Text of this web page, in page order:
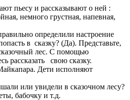
пьесу и рассказывают о ней :
немного грустная, напевная,
определили настроение
в сказку? (Да). Представьте,
лес. С помощью
рассказать свою сказку.
Дети исполняют
или увидели в сказочном лесу?
бабочку и т.д.